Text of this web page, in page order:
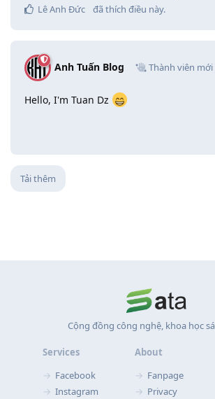
Lê Anh Đức
đã thích điều này.
Anh Tuấn Blog Thành viên mới
Hello, I'm Tuan Dz
Tải thêm
Cộng đồng công nghệ, khoa học
Services
Facebook
Instagram
About
Fanpage
Privacy